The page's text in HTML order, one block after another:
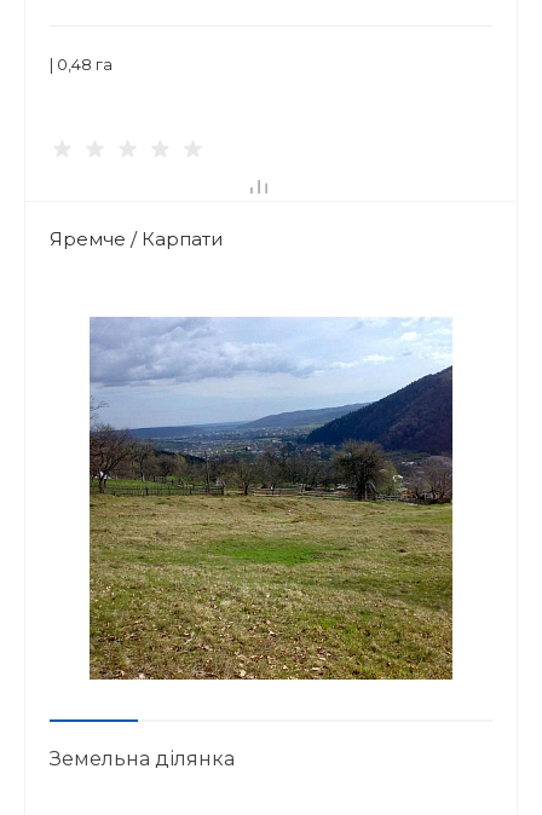
| 0,48 га
Яремче / Карпати
Земельна ділянка